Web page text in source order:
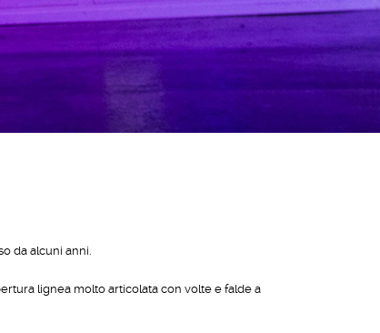
da alcuni anni.
lignea molto articolata con volte e falde a